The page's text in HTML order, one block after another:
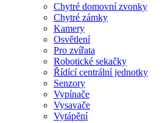
Chytré domovní zvonky
Chytré zámky
Kamery
Osvětlení
Pro zvířata
Robotické sekačky
Řídící centrální jednotky
Senzory
Vypínače
Vysavače
Vytápění